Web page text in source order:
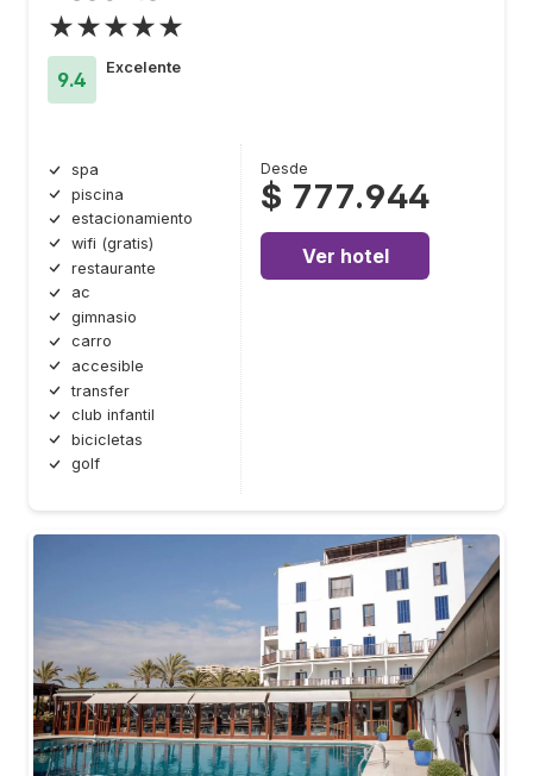
★★★★★
9.4
Excelente
spa
piscina
estacionamiento
wifi (gratis)
restaurante
ac
gimnasio
carro
accesible
transfer
club infantil
bicicletas
golf
Desde
$ 777.944
Ver hotel